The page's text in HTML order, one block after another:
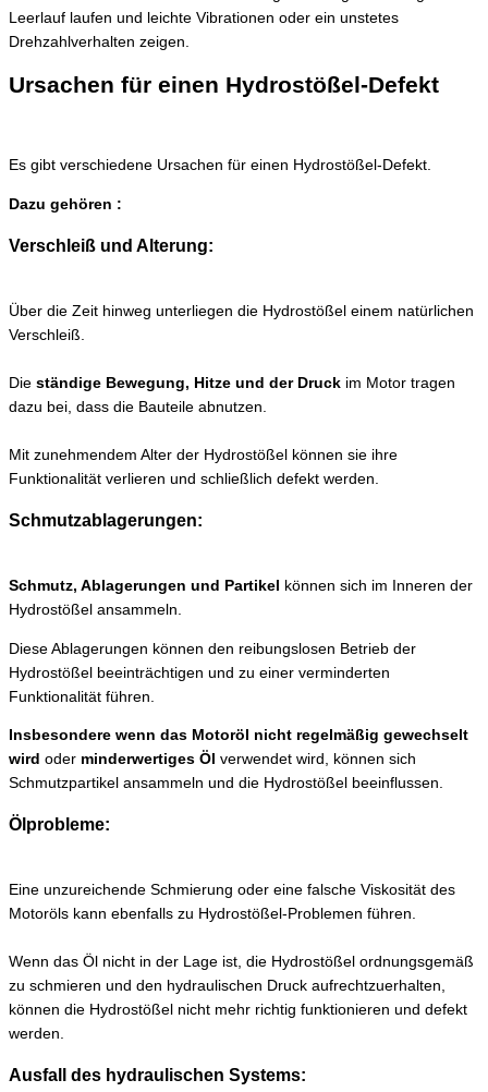
Leerlauf laufen und leichte Vibrationen oder ein unstetes
Drehzahlverhalten zeigen.
Ursachen für einen Hydrostößel-Defekt
Es gibt verschiedene Ursachen für einen Hydrostößel-Defekt.
Dazu gehören :
Verschleiß und Alterung:
Über die Zeit hinweg unterliegen die Hydrostößel einem natürlichen
Verschleiß.
Die ständige Bewegung, Hitze und der Druck im Motor tragen
dazu bei, dass die Bauteile abnutzen.
Mit zunehmendem Alter der Hydrostößel können sie ihre
Funktionalität verlieren und schließlich defekt werden.
Schmutzablagerungen:
Schmutz, Ablagerungen und Partikel
können sich im Inneren der
Hydrostößel ansammeln.
Diese Ablagerungen können den reibungslosen Betrieb der
Hydrostößel beeinträchtigen und zu einer verminderten
Funktionalität führen.
Insbesondere wenn das Motoröl nicht regelmäßig gewechselt
wird oder minderwertiges Öl verwendet wird, können sich
Schmutzpartikel ansammeln und die Hydrostößel beeinflussen.
Ölprobleme:
Eine unzureichende Schmierung oder eine falsche Viskosität des
Motoröls kann ebenfalls zu Hydrostößel-Problemen führen.
Wenn das Öl nicht in der Lage ist, die Hydrostößel ordnungsgemäß
zu schmieren und den hydraulischen Druck aufrechtzuerhalten,
können die Hydrostößel nicht mehr richtig funktionieren und defekt
werden.
Ausfall des hydraulischen Systems: